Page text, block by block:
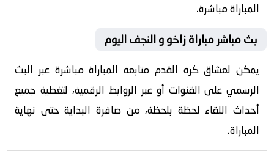
المباراة مباشرة.
بث مباشر مباراة زاخو و النجف اليوم
يمكن لعشاق كرة القدم متابعة المباراة مباشرة عبر البث
الرسمي على القنوات أو عبر الروابط الرقمية، لتغطية جميع
أحداث اللقاء لحظة بلحظة، من صافرة البداية حتى نهاية
المباراة.